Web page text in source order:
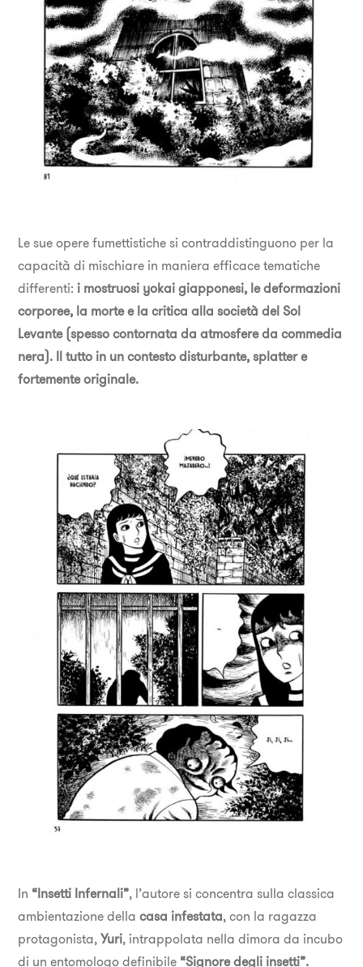
Le sue opere fumettistiche si contraddistinguono per la
capacità di mischiare in maniera efficace tematiche
differenti: i mostruosi yokai giapponesi, le deformazioni
corporee, la morte e la critica alla società del Sol
Levante (spesso contornata da atmosfere da commedia
nera). Il tutto in un contesto disturbante, splatter e
fortemente originale.
In “Insetti Infernali”, l’autore si concentra sulla classica
ambientazione dellacasa infestata, con la ragazza
protagonista,Yuri, intrappolata nella dimora da incubo
di un entomologo definibile “Signore degli insetti”.